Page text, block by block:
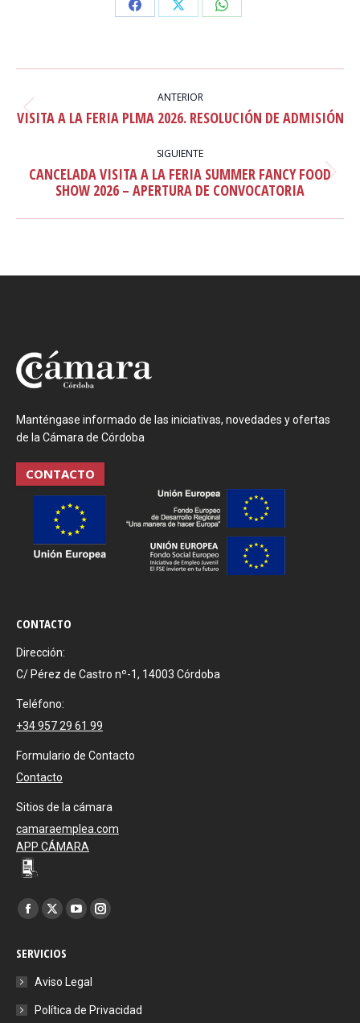
Share Share Share
ENTRE
PUBLICACIONES
ANTERIOR
Publicación
VISITA A LA FERIA PLMA 2026. RESOLUCIÓN DE ADMISIÓN
SIGUIENTE
Publicación
siguiente:
CANCELADA VISITA A LA FERIA SUMMER FANCY FOOD
SHOW 2026 – APERTURA DE CONVOCATORIA
Manténgase informado de las iniciativas, novedades y ofertas
de la Cámara de Córdoba
CONTACTO
CONTACTO
Dirección:
C/ Pérez de Castro nº-1, 14003 Córdoba
Teléfono:
+34 957 29 61 99
Formulario de Contacto
Contacto
Sitios de la cámara
camaraemplea.com
APP CÁMARA
Encuéntranos en:
Facebook
opens
in
new
X
opens
in
YouTube
in
Instagram
SERVICIOS
Aviso Legal
Política de Privacidad